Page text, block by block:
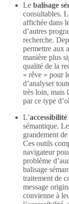
Le balisage
consultables.
affichée dans
d’autres
recherche.
permettre aux
manière plus
qualité de la
« rêve » pour
d’analyser
très loin, mais
par ce type
L’accessibilité
sémantique.
grandement
Ces outils
navigateur
problème
balisage
traitement de
message
convienne à